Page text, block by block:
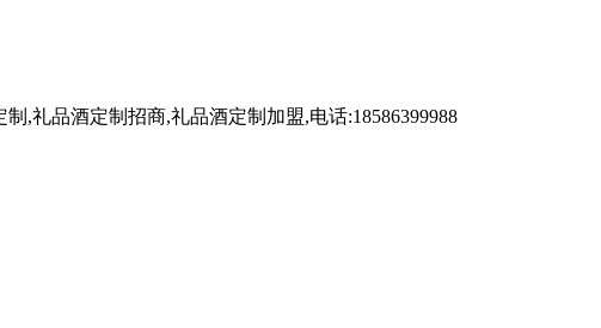
,礼品酒定制招商,礼品酒定制加盟,电话:18586399988